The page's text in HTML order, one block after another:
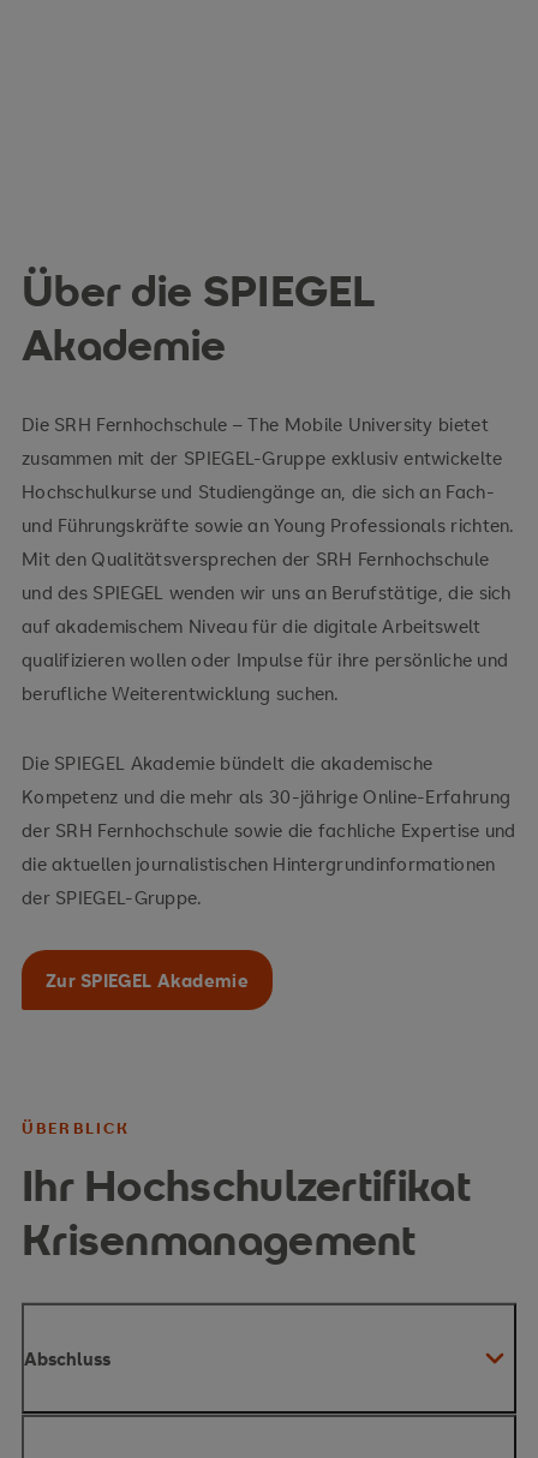
Über die SPIEGEL
Akademie
Die SRH Fernhochschule – The Mobile University bietet
zusammen mit der SPIEGEL-Gruppe exklusiv entwickelte
Hochschulkurse und Studiengänge an, die sich an Fach-
und Führungskräfte sowie an Young Professionals richten.
Mit den Qualitätsversprechen der SRH Fernhochschule
und des SPIEGEL wenden wir uns an Berufstätige, die sich
auf akademischem Niveau für die digitale Arbeitswelt
qualifizieren wollen oder Impulse für ihre persönliche und
berufliche Weiterentwicklung suchen.
Die SPIEGEL Akademie bündelt die akademische
Kompetenz und die mehr als 30-jährige Online-Erfahrung
der SRH Fernhochschule sowie die fachliche Expertise und
die aktuellen journalistischen Hintergrundinformationen
der SPIEGEL-Gruppe.
Zur SPIEGEL Akademie
ÜBERBLICK
Ihr Hochschulzertifikat
Krisenmanagement
Abschluss